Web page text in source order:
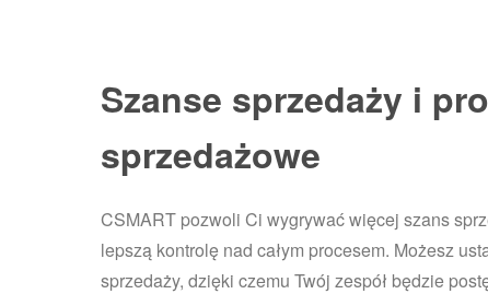
Szanse sprzedaży i
sprzedażowe
CSMART pozwoli Ci wygrywać więcej szans
lepszą kontrolę nad całym procesem. Możesz
sprzedaży, dzięki czemu Twój zespół będzie